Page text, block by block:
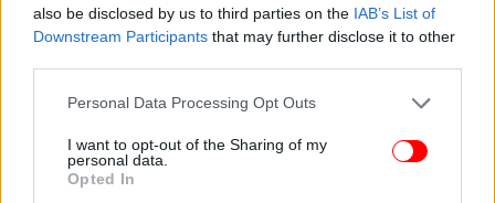
also be disclosed by us to third parties on the IAB’s List of
Downstream Participants that may further disclose it to other
Please note that this website/app uses one or more Google
not limited to your visit or usage behaviour. You may click to
grant or deny consent to Google and its third-party tags to
use your data for below specified purposes in below Google
Personal Data Processing Opt Outs
I want to opt-out of the Sharing of my
personal data.
Opted In
Παράλληλα, ο δισεκατομμυριούχος είναι
διευθυντής της Madison Square Garden Sports Corp
από το 2015 και της Unilever PLC από το 2022.
Παρά την προβολή της κόρης τους, οι Νέλσον και
Κλαούντια Πελτζ προτιμούν να ζουν μακριά από τα